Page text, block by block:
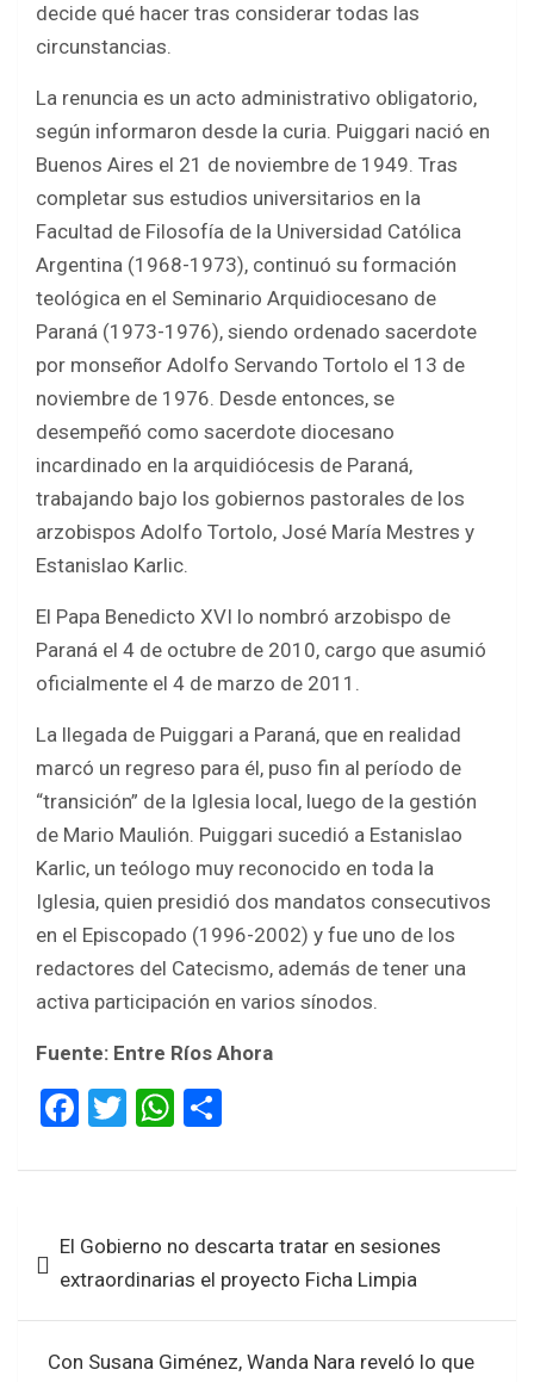
decide qué hacer tras considerar todas las
circunstancias.
La renuncia es un acto administrativo obligatorio,
según informaron desde la curia. Puiggari nació en
Buenos Aires el 21 de noviembre de 1949. Tras
completar sus estudios universitarios en la
Facultad de Filosofía de la Universidad Católica
Argentina (1968-1973), continuó su formación
teológica en el Seminario Arquidiocesano de
Paraná (1973-1976), siendo ordenado sacerdote
por monseñor Adolfo Servando Tortolo el 13 de
noviembre de 1976. Desde entonces, se
desempeñó como sacerdote diocesano
incardinado en la arquidiócesis de Paraná,
trabajando bajo los gobiernos pastorales de los
arzobispos Adolfo Tortolo, José María Mestres y
Estanislao Karlic.
El Papa Benedicto XVI lo nombró arzobispo de
Paraná el 4 de octubre de 2010, cargo que asumió
oficialmente el 4 de marzo de 2011.
La llegada de Puiggari a Paraná, que en realidad
marcó un regreso para él, puso fin al período de
“transición” de la Iglesia local, luego de la gestión
de Mario Maulión. Puiggari sucedió a Estanislao
Karlic, un teólogo muy reconocido en toda la
Iglesia, quien presidió dos mandatos consecutivos
en el Episcopado (1996-2002) y fue uno de los
redactores del Catecismo, además de tener una
activa participación en varios sínodos.
Fuente: Entre Ríos Ahora
F
ce
o
o
k
T
tt
W
at
A
p
p
ar
de El Gobierno no descarta tratar en sesiones
extraordinarias el proyecto Ficha Limpia
Con Susana Giménez, Wanda Nara reveló lo que